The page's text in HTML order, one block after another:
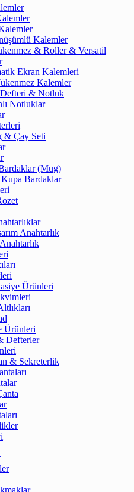
Kalemler
& Roller & Versatil
Ekran Kalemleri
Kalemler
& Notluk
Notluklar
& Çay Seti
(Mug)
Bardaklar
Anahtarlık
Ürünleri
Ürünleri
Defterler
& Sekreterlik